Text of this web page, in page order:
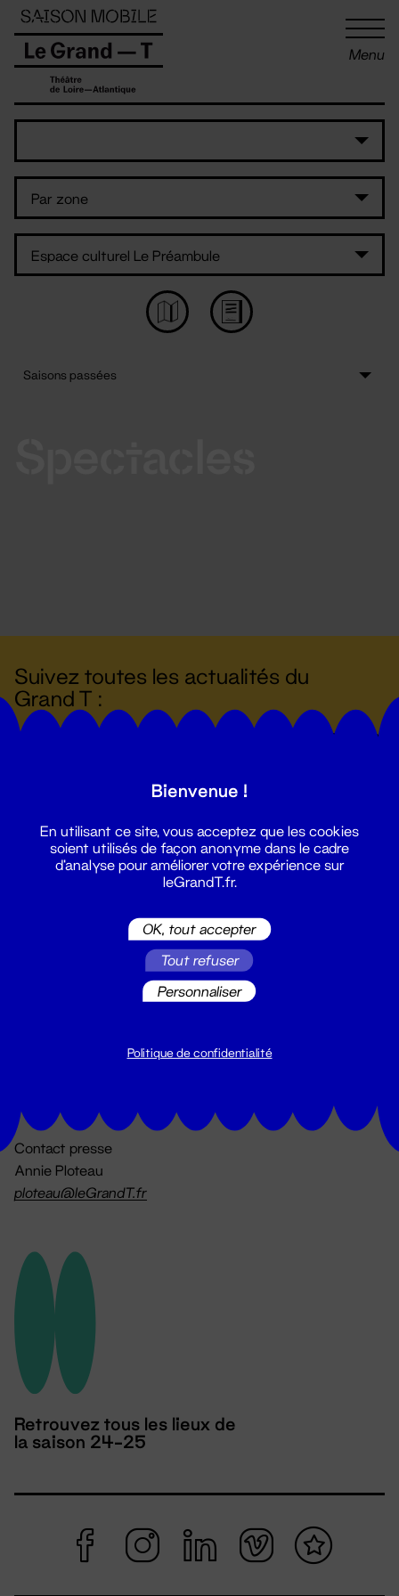
Menu
Suivez toutes les actualités du
Grand T :
billetterie@leGrandT.fr
Du lundi au vendredi 14h → 18h
Contact presse
Annie Ploteau
ploteau@leGrandT.fr
Retrouvez tous les lieux de
la saison 24-25
Panneau de gestion des cookies
Bienvenue !
En utilisant ce site, vous acceptez que les cookies
soient utilisés de façon anonyme dans le cadre
d'analyse pour améliorer votre expérience sur
leGrandT.fr.
OK, tout accepter
Tout refuser
Personnaliser
Politique de confidentialité